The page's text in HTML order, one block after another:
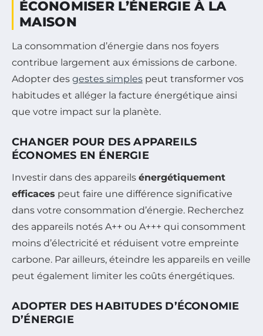
ÉCONOMISER L’ÉNERGIE À LA
MAISON
La consommation d’énergie dans nos foyers
contribue largement aux émissions de carbone.
Adopter des gestes simples peut transformer vos
habitudes et alléger la facture énergétique ainsi
que votre impact sur la planète.
CHANGER POUR DES APPAREILS
ÉCONOMES EN ÉNERGIE
Investir dans des appareils énergétiquement
efficaces peut faire une différence significative
dans votre consommation d’énergie. Recherchez
des appareils notés A++ ou A+++ qui consomment
moins d’électricité et réduisent votre empreinte
carbone. Par ailleurs, éteindre les appareils en veille
peut également limiter les coûts énergétiques.
ADOPTER DES HABITUDES D’ÉCONOMIE
D’ÉNERGIE